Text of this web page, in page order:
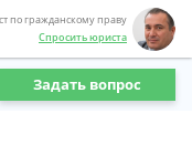
по гражданскому праву
Спросить юриста
Задать вопрос